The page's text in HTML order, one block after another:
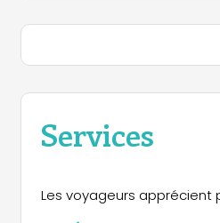
Un environnement
dansante, ...)
Services
Les voyageurs apprécient